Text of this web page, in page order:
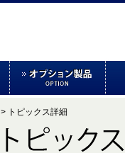
> トピックス詳細